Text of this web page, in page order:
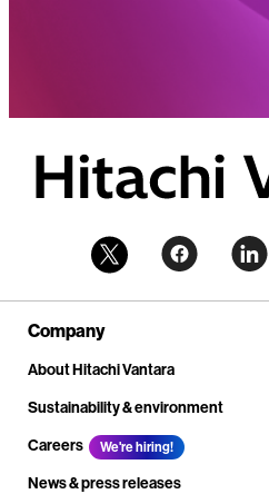
Company
About Hitachi Vantara
Sustainability & environment
Careers
We're hiring!
News & press releases